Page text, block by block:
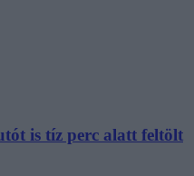
is tíz perc alatt feltölt